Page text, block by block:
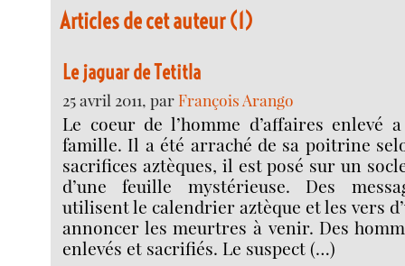
Articles de cet auteur (1)
Le jaguar de Tetitla
25 avril 2011, parFrançois Arango
Le coeur de l’homme d’affaires enlevé
famille. Il a été arraché de sa poitrine
sacrifices aztèques, il est posé sur un
d’une feuille mystérieuse. Des
utilisent le calendrier aztèque et les vers
annoncer les meurtres à venir. Des
enlevés et sacrifiés. Le suspect (…)